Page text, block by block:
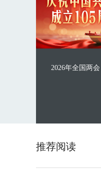
2026年全国两会
推荐阅读